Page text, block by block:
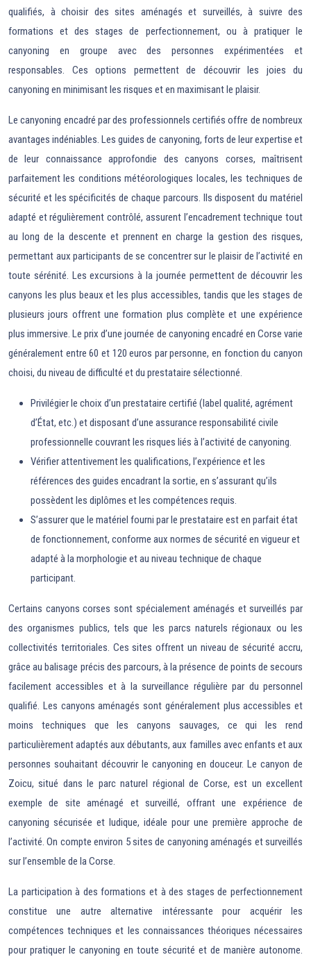
qualifiés, à choisir des sites aménagés et surveillés, à suivre des
formations et des stages de perfectionnement, ou à pratiquer le
canyoning en groupe avec des personnes expérimentées et
responsables. Ces options permettent de découvrir les joies du
canyoning en minimisant les risques et en maximisant le plaisir.
Le canyoning encadré par des professionnels certifiés offre de nombreux
avantages indéniables. Les guides de canyoning, forts de leur expertise et
de leur connaissance approfondie des canyons corses, maîtrisent
parfaitement les conditions météorologiques locales, les techniques de
sécurité et les spécificités de chaque parcours. Ils disposent du matériel
adapté et régulièrement contrôlé, assurent l’encadrement technique tout
au long de la descente et prennent en charge la gestion des risques,
permettant aux participants de se concentrer sur le plaisir de l’activité en
toute sérénité. Les excursions à la journée permettent de découvrir les
canyons les plus beaux et les plus accessibles, tandis que les stages de
plusieurs jours offrent une formation plus complète et une expérience
plus immersive. Le prix d’une journée de canyoning encadré en Corse varie
généralement entre 60 et 120 euros par personne, en fonction du canyon
choisi, du niveau de difficulté et du prestataire sélectionné.
Privilégier le choix d’un prestataire certifié (label qualité, agrément
d’État, etc.) et disposant d’une assurance responsabilité civile
professionnelle couvrant les risques liés à l’activité de canyoning.
Vérifier attentivement les qualifications, l’expérience et les
références des guides encadrant la sortie, en s’assurant qu’ils
possèdent les diplômes et les compétences requis.
S’assurer que le matériel fourni par le prestataire est en parfait état
de fonctionnement, conforme aux normes de sécurité en vigueur et
adapté à la morphologie et au niveau technique de chaque
participant.
Certains canyons corses sont spécialement aménagés et surveillés par
des organismes publics, tels que les parcs naturels régionaux ou les
collectivités territoriales. Ces sites offrent un niveau de sécurité accru,
grâce au balisage précis des parcours, à la présence de points de secours
facilement accessibles et à la surveillance régulière par du personnel
qualifié. Les canyons aménagés sont généralement plus accessibles et
moins techniques que les canyons sauvages, ce qui les rend
particulièrement adaptés aux débutants, aux familles avec enfants et aux
personnes souhaitant découvrir le canyoning en douceur. Le canyon de
Zoicu, situé dans le parc naturel régional de Corse, est un excellent
exemple de site aménagé et surveillé, offrant une expérience de
canyoning sécurisée et ludique, idéale pour une première approche de
l’activité. On compte environ 5 sites de canyoning aménagés et surveillés
sur l’ensemble de la Corse.
La participation à des formations et à des stages de perfectionnement
constitue une autre alternative intéressante pour acquérir les
compétences techniques et les connaissances théoriques nécessaires
pour pratiquer le canyoning en toute sécurité et de manière autonome.